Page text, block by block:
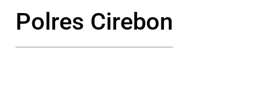
Polres Cirebon